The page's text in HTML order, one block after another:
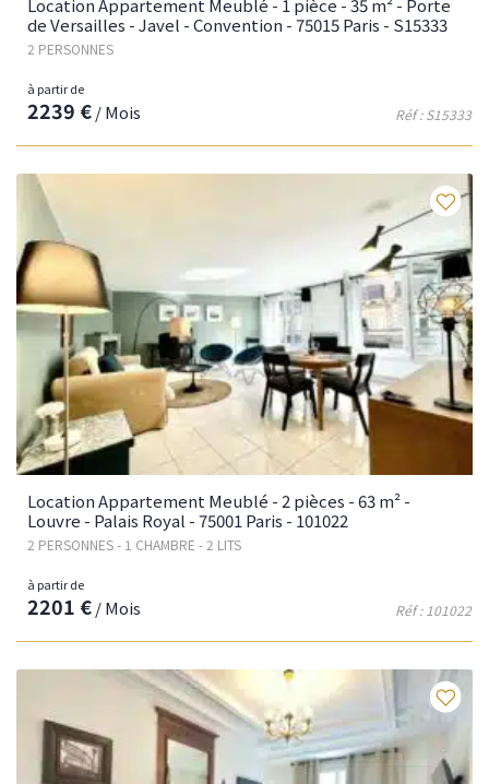
de Versailles - Javel - Convention - 75015 Paris - S15333
2 PERSONNES
Réf : S15333
à partir de
2239 €/ Mois
Location Appartement Meublé - 2 pièces - 63 m² -
Louvre - Palais Royal - 75001 Paris - 101022
2 PERSONNES - 1 CHAMBRE - 2 LITS
Réf : 101022
à partir de
2201 €/ Mois